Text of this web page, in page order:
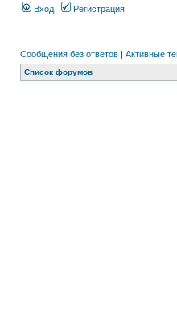
Вход Регистрация
Сообщения без ответов | Активные
Список форумов